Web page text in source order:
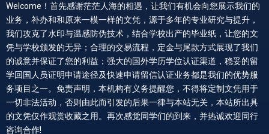
Welcome！首先感谢茫茫人海的相遇，让我们有机会向您展示我们的
业务，补办和和原来一模一样的文凭，源于多年的专业研究与提升，
我们攻克了水印与温感防伪技术，结合学校出产的毕业纸，让您的文
凭与学校颁发的无异；合理的交易流程，定金与尾款方式展现了我们
的诚意并保证了您的利益；强大的国外学历学位认证渠道，稳妥的留
学回国人员证明申请途径及快速申请留信认证业务都是我们的优势服
务项目之一。免责声明，本机构有义务提醒您，不得将定制文凭用于
一切非法活动，否则由此而引发的后果一律与本站无关，本站所出具
的文凭仅作观赏收藏之用。再次感觉同学们的到来，并热诚欢迎同行
咨询合作!